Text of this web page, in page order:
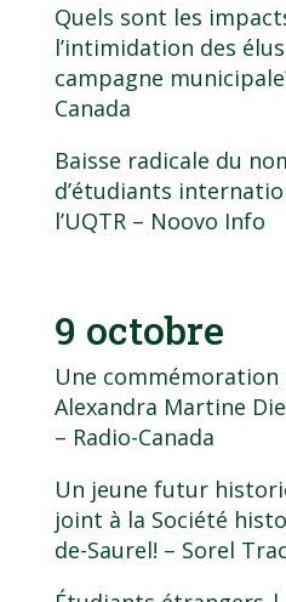
Quels sont les
l’intimidation des
campagne
Canada
Baisse radicale du
d’étudiants
l’UQTR– Noovo Info
9 octobre
Une
Alexandra Martine
– Radio-Canada
Un jeune futur
joint à la Société
de-Saurel! – Sorel